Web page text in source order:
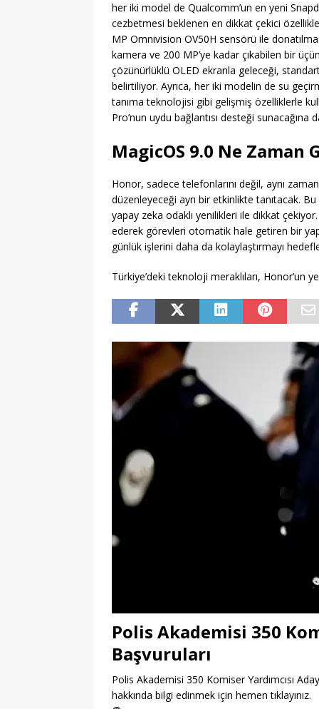
her iki model de Qualcomm’un en yeni
cezbetmesi beklenen en dikkat çekici
MP Omnivision OV50H sensörü ile
kamera ve 200 MP’ye kadar çıkabilen bir
çözünürlüklü OLED ekranla geleceği,
belirtiliyor. Ayrıca, her iki modelin de su
tanıma teknolojisi gibi gelişmiş özelliklerle
Pro’nun uydu bağlantısı desteği
MagicOS 9.0 Ne Zaman
Honor, sadece telefonlarını değil, aynı
düzenleyeceği ayrı bir etkinlikte tanıtacak.
yapay zeka odaklı yenilikleri ile dikkat çekiyor.
ederek görevleri otomatik hale getiren bir
günlük işlerini daha da kolaylaştırmayı
Türkiye’deki teknoloji meraklıları, Honor’un
Polis Akademisi 350
Başvuruları
Polis Akademisi 350 Komiser Yardımcısı
hakkında bilgi edinmek için hemen tıklayınız.